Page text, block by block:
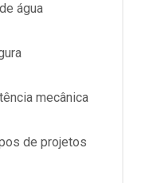
água
mecânica
de projetos